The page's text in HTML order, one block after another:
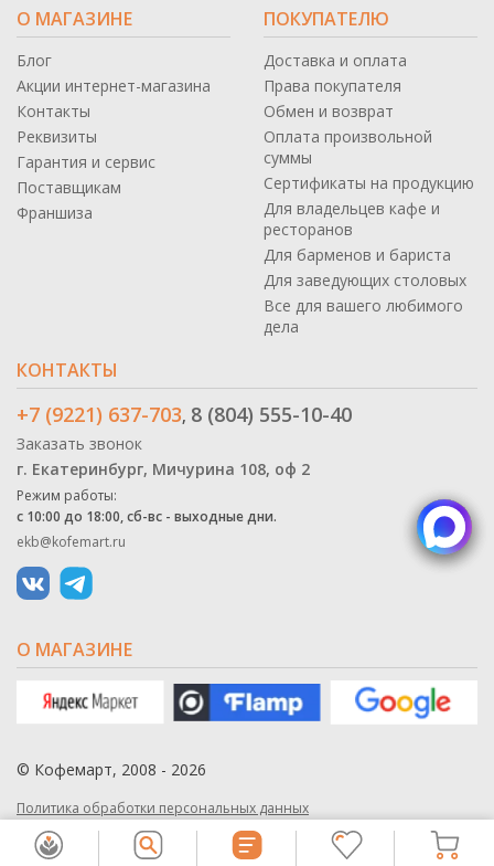
О МАГАЗИНЕ
Блог
Акции интернет-магазина
Контакты
Реквизиты
Гарантия и сервис
Поставщикам
Франшиза
ПОКУПАТЕЛЮ
Доставка и оплата
Права покупателя
Обмен и возврат
Оплата произвольной
суммы
Сертификаты на продукцию
Для владельцев кафе и
ресторанов
Для барменов и бариста
Для заведующих столовых
Все для вашего любимого
дела
КОНТАКТЫ
+7 (9221) 637-703, 8 (804) 555-10-40
Заказать звонок
г. Екатеринбург, Мичурина 108, оф 2
Режим работы:
с 10:00 до 18:00, сб-вс - выходные дни.
ekb@kofemart.ru
О МАГАЗИНЕ
© Кофемарт, 2008 - 2026
Политика обработки персональных данных